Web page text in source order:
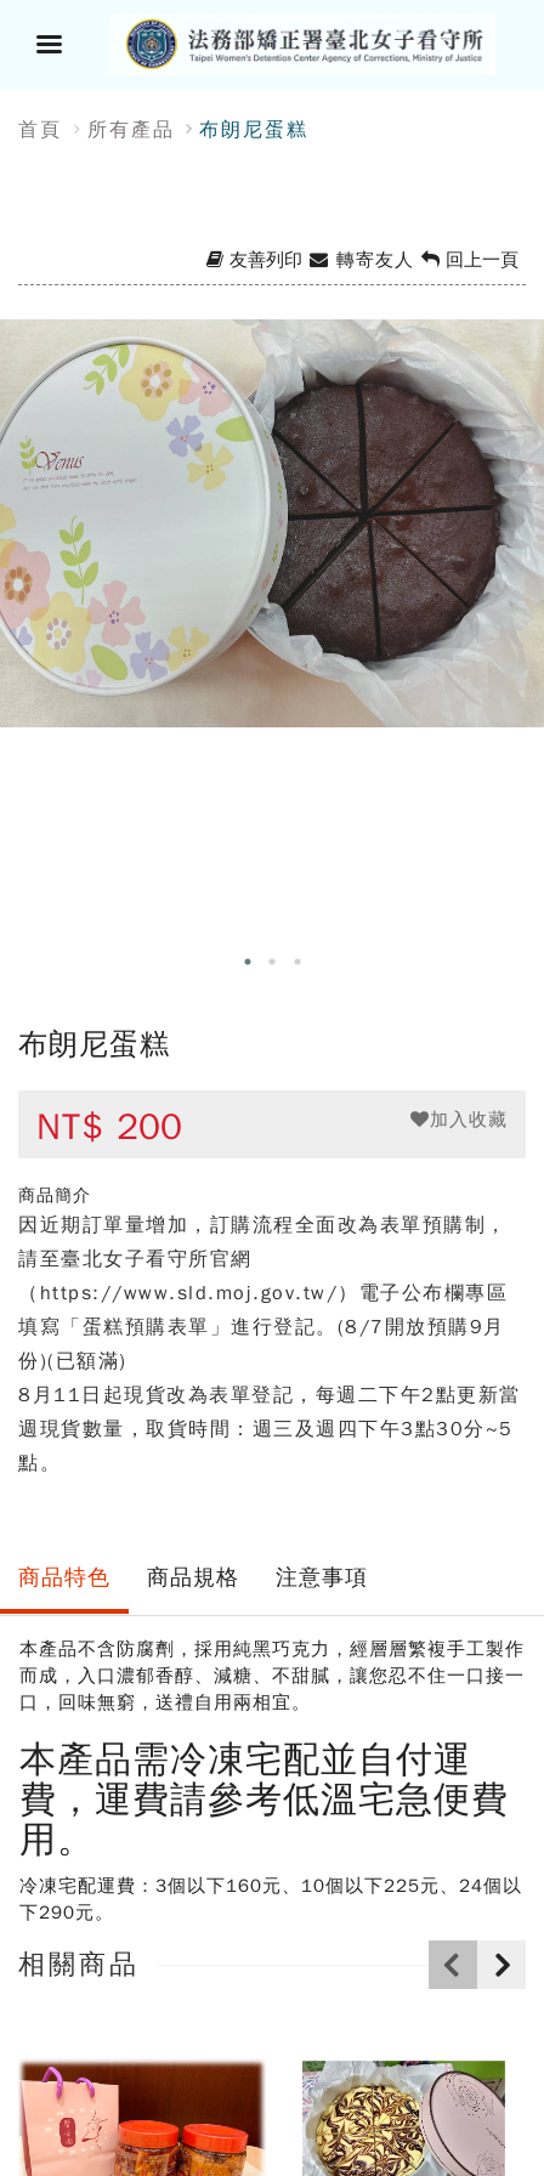
單
首頁 所有產品 布朗尼蛋糕
友善列印 轉寄友人 回上一頁
布朗尼蛋糕
NT$ 200 加入收藏
商品簡介
因近期訂單量增加，訂購流程全面改為表單預購制，
請至臺北女子看守所官網
（https://www.sld.moj.gov.tw/）電子公布欄專區
填寫「蛋糕預購表單」進行登記。(8/7開放預購9月
份)(已額滿)
8月11日起現貨改為表單登記，每週二下午2點更新當
週現貨數量，取貨時間：週三及週四下午3點30分~5
點。
商品特色 商品規格 注意事項
本產品不含防腐劑，採用純黑巧克力，經層層繁複手工製作
而成，入口濃郁香醇、減糖、不甜膩，讓您忍不住一口接一
口，回味無窮，送禮自用兩相宜。
本產品需冷凍宅配並自付運
費，運費請參考低溫宅急便費
用。
冷凍宅配運費：3個以下160元、10個以下225元、24個以
下290元。
相關商品